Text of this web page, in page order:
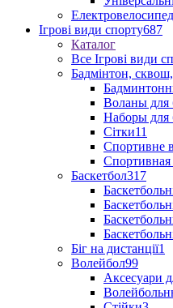
Ігрові види спорту687
Каталог
Все Ігрові види
Бадмінтон,
Воланы для
Наборы для
Сітки11
Спортивне
Спортивная
Баскетбол317
Біг на дистанції1
Волейбол99
Аксесуари